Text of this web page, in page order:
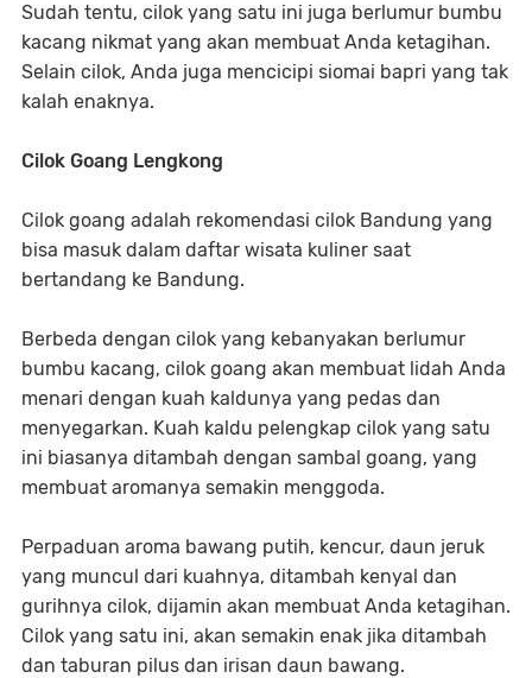
Sudah tentu, cilok yang satu ini juga berlumur bumbu
kacang nikmat yang akan membuat Anda ketagihan.
Selain cilok, Anda juga mencicipi siomai bapri yang tak
kalah enaknya.
Cilok Goang Lengkong
Cilok goang adalah rekomendasi cilok Bandung yang
bisa masuk dalam daftar wisata kuliner saat
bertandang ke Bandung.
Berbeda dengan cilok yang kebanyakan berlumur
bumbu kacang, cilok goang akan membuat lidah Anda
menari dengan kuah kaldunya yang pedas dan
menyegarkan. Kuah kaldu pelengkap cilok yang satu
ini biasanya ditambah dengan sambal goang, yang
membuat aromanya semakin menggoda.
Perpaduan aroma bawang putih, kencur, daun jeruk
yang muncul dari kuahnya, ditambah kenyal dan
gurihnya cilok, dijamin akan membuat Anda ketagihan.
Cilok yang satu ini, akan semakin enak jika ditambah
dan taburan pilus dan irisan daun bawang.